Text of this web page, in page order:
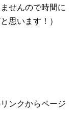
せんので時間に
思います！）
ンクからページ